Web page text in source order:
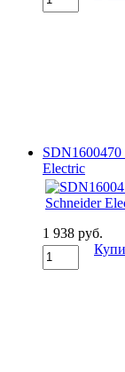
Electric
1 938 руб.